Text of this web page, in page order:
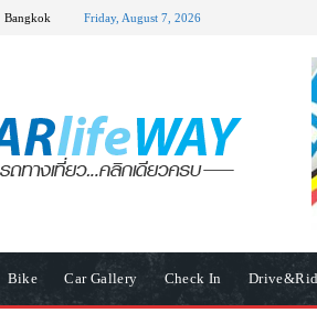
Bangkok Friday, August 7, 2026
Bike Car Gallery Check In